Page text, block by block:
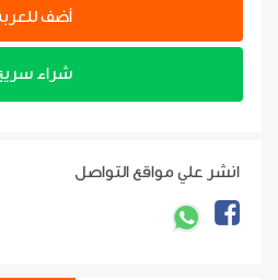
أضف
شراء
انشر علي مواقع التواصل